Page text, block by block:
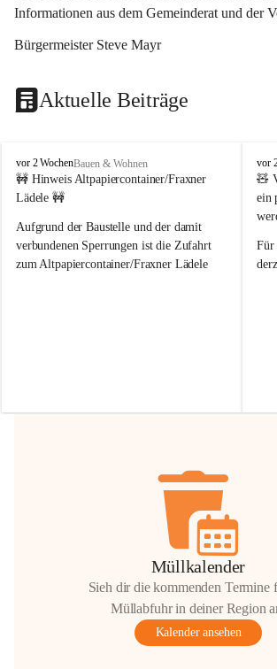
Informationen aus dem Gemeinderat und der
Bürgermeister Steve Mayr
Aktuelle Beiträge
F
r
a
e
r
n
vor 2 WochenBauen & Wohnen
🚧 Hinweis Altpapiercontainer/Fraxner
Lädele 🚧
Aufgrund der Baustelle und der damit
verbundenen Sperrungen ist die Zufahrt
zum Altpapiercontainer/Fraxner Lädele
Hilfsbereitschaft!
F
r
a
x
r
n
vor
🧸
ein
Für
Müllkalender
Sieh dir die kommenden Termine
Müllabfuhr in deiner Region
Kalender ansehen